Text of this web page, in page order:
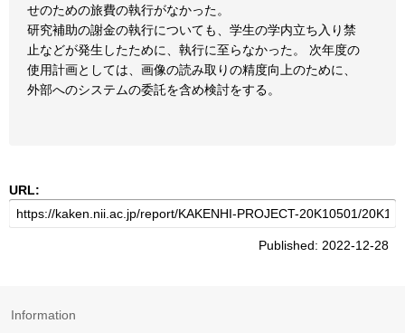
せのための旅費の執行がなかった。
研究補助の謝金の執行についても、学生の学内立ち入り禁
止などが発生したために、執行に至らなかった。 次年度の
使用計画としては、画像の読み取りの精度向上のために、
外部へのシステムの委託を含め検討をする。
URL:
Published: 2022-12-28
Information